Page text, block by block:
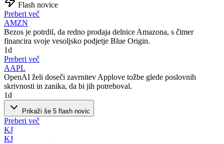
Flash novice
Preberi več
AMZN
Bezos je potrdil, da redno prodaja delnice Amazona, s čimer
financira svoje vesoljsko podjetje Blue Origin.
1d
Preberi več
AAPL
OpenAI želi doseči zavrnitev Applove tožbe glede poslovnih
skrivnosti in zanika, da bi jih potreboval.
1d
Prikaži še 5 flash novic
Preberi več
KJ
KJ